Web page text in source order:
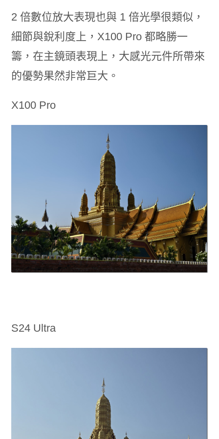
2 倍數位放大表現也與 1 倍光學很類似，
細節與銳利度上，X100 Pro 都略勝一
籌，在主鏡頭表現上，大感光元件所帶來
的優勢果然非常巨大。
X100 Pro
S24 Ultra